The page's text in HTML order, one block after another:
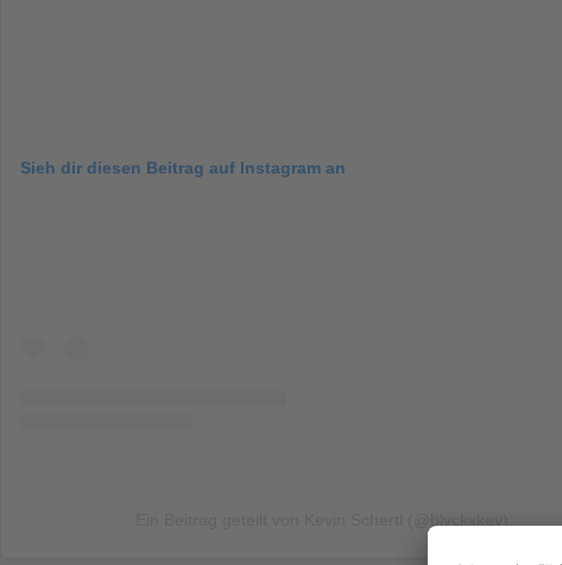
Sieh dir diesen Beitrag auf Instagram an